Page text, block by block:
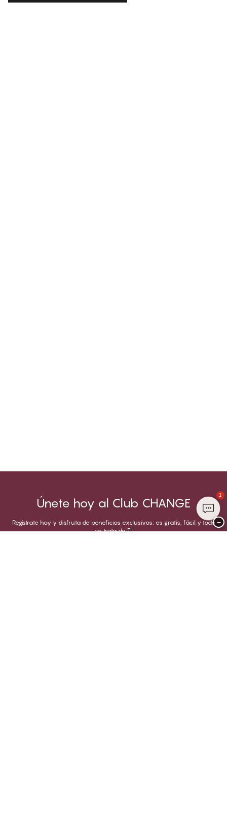
Únete hoy al Club CHANGE
Regístrate hoy y disfruta de beneficios exclusivos: es gratis, fácil y todo
se trata de TI.
1
−